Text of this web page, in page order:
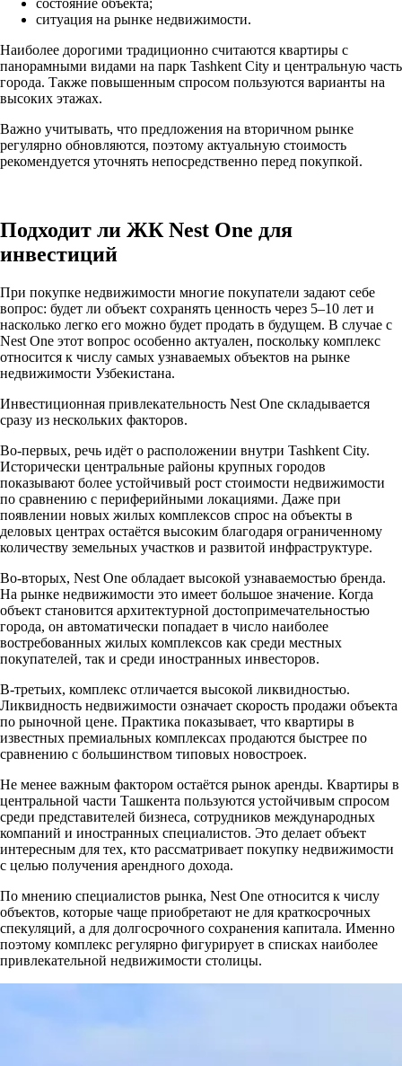
состояние объекта;
ситуация на рынке недвижимости.
Наиболее дорогими традиционно считаются квартиры с
панорамными видами на парк Tashkent City и центральную часть
города. Также повышенным спросом пользуются варианты на
высоких этажах.
Важно учитывать, что предложения на вторичном рынке
регулярно обновляются, поэтому актуальную стоимость
рекомендуется уточнять непосредственно перед покупкой.
Подходит ли ЖК Nest One для
инвестиций
При покупке недвижимости многие покупатели задают себе
вопрос: будет ли объект сохранять ценность через 5–10 лет и
насколько легко его можно будет продать в будущем. В случае с
Nest One этот вопрос особенно актуален, поскольку комплекс
относится к числу самых узнаваемых объектов на рынке
недвижимости Узбекистана.
Инвестиционная привлекательность Nest One складывается
сразу из нескольких факторов.
Во-первых, речь идёт о расположении внутри Tashkent City.
Исторически центральные районы крупных городов
показывают более устойчивый рост стоимости недвижимости
по сравнению с периферийными локациями. Даже при
появлении новых жилых комплексов спрос на объекты в
деловых центрах остаётся высоким благодаря ограниченному
количеству земельных участков и развитой инфраструктуре.
Во-вторых, Nest One обладает высокой узнаваемостью бренда.
На рынке недвижимости это имеет большое значение. Когда
объект становится архитектурной достопримечательностью
города, он автоматически попадает в число наиболее
востребованных жилых комплексов как среди местных
покупателей, так и среди иностранных инвесторов.
В-третьих, комплекс отличается высокой ликвидностью.
Ликвидность недвижимости означает скорость продажи объекта
по рыночной цене. Практика показывает, что квартиры в
известных премиальных комплексах продаются быстрее по
сравнению с большинством типовых новостроек.
Не менее важным фактором остаётся рынок аренды. Квартиры в
центральной части Ташкента пользуются устойчивым спросом
среди представителей бизнеса, сотрудников международных
компаний и иностранных специалистов. Это делает объект
интересным для тех, кто рассматривает покупку недвижимости
с целью получения арендного дохода.
По мнению специалистов рынка, Nest One относится к числу
объектов, которые чаще приобретают не для краткосрочных
спекуляций, а для долгосрочного сохранения капитала. Именно
поэтому комплекс регулярно фигурирует в списках наиболее
привлекательной недвижимости столицы.